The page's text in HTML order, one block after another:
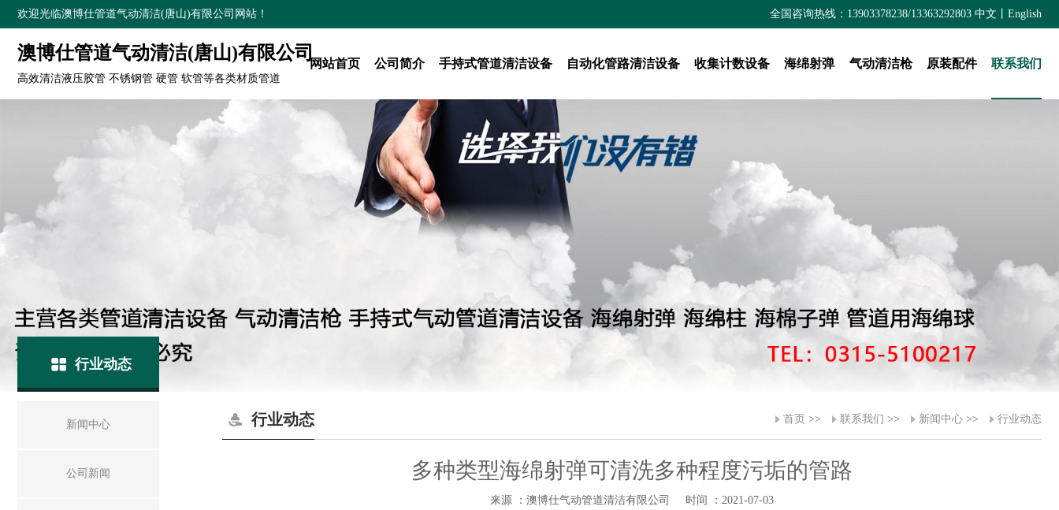
欢迎光临澳博仕管道气动清洁(唐山)有限公司网站！ 全国咨询热线：13903378238/13363292803 中文 English
澳博仕管道气动清洁(唐山)有限公司
高效清洁液压胶管 不锈钢管 硬管 软管等各类材质管道
网站首页 公司简介 手持式管道清洁设备 自动化管路清洁设备 收集计数设备 海绵射弹 气动清洁枪 原装配件 联系我们
行业动态
新闻中心
公司新闻
行业动态 首页 >> 联系我们 >> 新闻中心 >> 行业动态
多种类型海绵射弹可清洗多种程度污垢的管路
来源 ：澳博仕气动管道清洁有限公司 时间 ：2021-07-03